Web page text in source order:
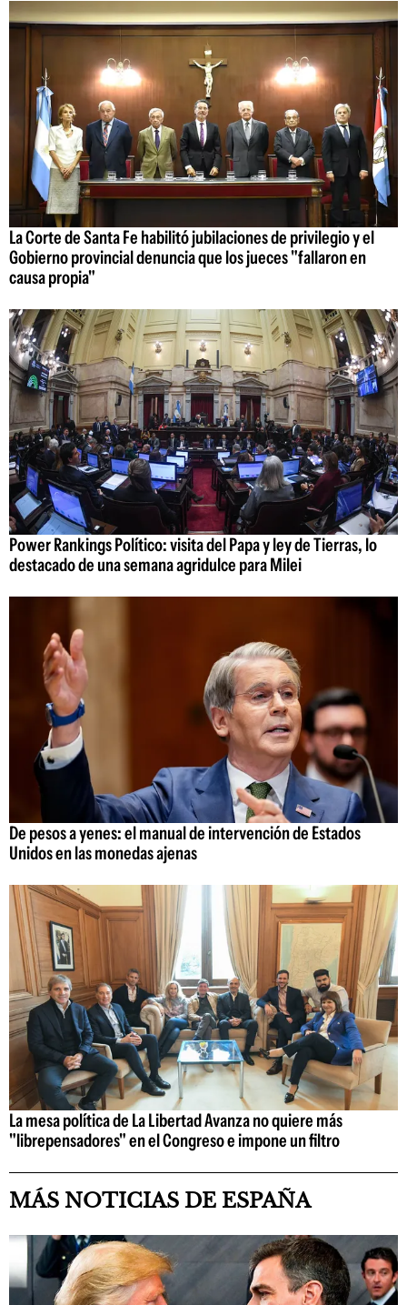
La Corte de Santa Fe habilitó jubilaciones de privilegio y el
Gobierno provincial denuncia que los jueces "fallaron en
causa propia"
Power Rankings Político: visita del Papa y ley de Tierras, lo
destacado de una semana agridulce para Milei
De pesos a yenes: el manual de intervención de Estados
Unidos en las monedas ajenas
La mesa política de La Libertad Avanza no quiere más
"librepensadores" en el Congreso e impone un filtro
MÁS NOTICIAS DE ESPAÑA